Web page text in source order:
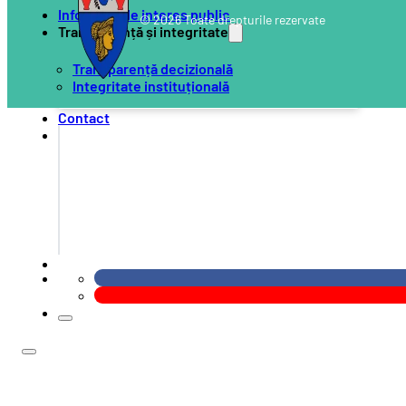
Informații de interes public
Transparență și integritate
Transparență decizională
Integritate instituțională
Contact
© 2026 Toate drepturile rezervate